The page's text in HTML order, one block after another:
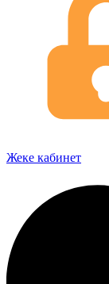
Жеке кабинет